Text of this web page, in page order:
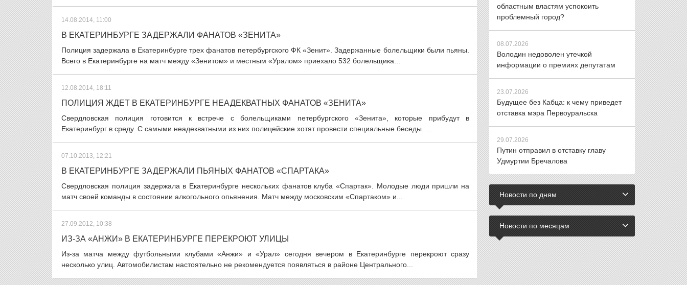
14.08.2014, 11:00
В ЕКАТЕРИНБУРГЕ ЗАДЕРЖАЛИ ФАНАТОВ «ЗЕНИТА»
Полиция задержала в Екатеринбурге трех фанатов петербургского ФК «Зенит». Задержанные болельщики были пьяны.
Всего в Екатеринбурге на матч между «Зенитом» и местным «Уралом» приехало 532 болельщика...
12.08.2014, 18:11
ПОЛИЦИЯ ЖДЕТ В ЕКАТЕРИНБУРГЕ НЕАДЕКВАТНЫХ ФАНАТОВ «ЗЕНИТА»
Свердловская полиция готовится к встрече с болельщиками петербургского «Зенита», которые прибудут в
Екатеринбург в среду. С самыми неадекватными из них полицейские хотят провести специальные беседы. ...
07.10.2013, 12:21
В ЕКАТЕРИНБУРГЕ ЗАДЕРЖАЛИ ПЬЯНЫХ ФАНАТОВ «СПАРТАКА»
Свердловская полиция задержала в Екатеринбурге нескольких фанатов клуба «Спартак». Молодые люди пришли на
матч своей команды в состоянии алкогольного опьянения. Матч между московским «Спартаком» и...
27.09.2012, 10:38
ИЗ-ЗА «АНЖИ» В ЕКАТЕРИНБУРГЕ ПЕРЕКРОЮТ УЛИЦЫ
Из-за матча между футбольными клубами «Анжи» и «Урал» сегодня вечером в Екатеринбурге перекроют сразу
несколько улиц. Автомобилистам настоятельно не рекомендуется появляться в районе Центрального...
областным властям успокоить
проблемный город?
08.07.2026
Володин недоволен утечкой
информации о премиях депутатам
23.07.2026
Будущее без Кабца: к чему приведет
отставка мэра Первоуральска
29.07.2026
Путин отправил в отставку главу
Удмуртии Бречалова
Новости по дням
Новости по месяцам